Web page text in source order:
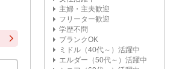
主婦・主夫歓迎
フリーター歓迎
学歴不問
ブランクOK
ミドル（40代～）活躍中
エルダー（50代～）活躍中